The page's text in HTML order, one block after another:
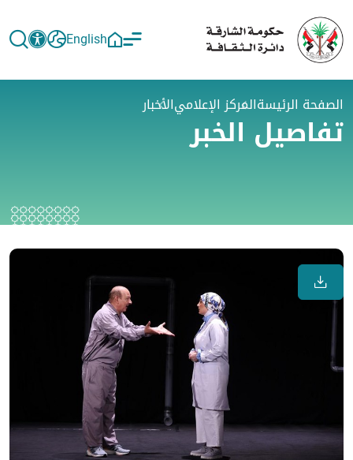
English
الصفحة الرئيسةالمركز الإعلاميالأخبار
تفاصيل الخبر